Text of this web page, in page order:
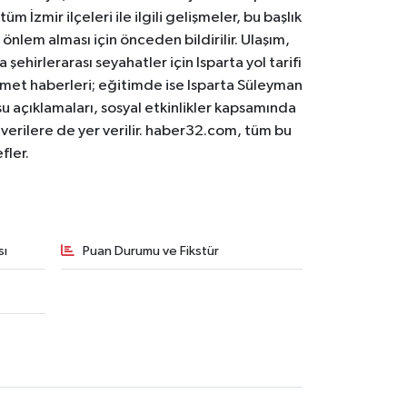
tüm İzmir ilçeleri ile ilgili gelişmeler, bu başlık
alması için önceden bildirilir. Ulaşım,
şehirlerarası seyahatler için Isparta yol tarifi
haberleri; eğitimde ise Isparta Süleyman
sosyal etkinlikler kapsamında
de yer verilir. haber32.com, tüm bu
Puan Durumu ve Fikstür